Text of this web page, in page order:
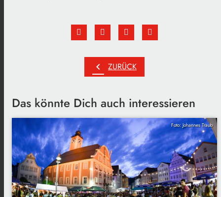
chevron_left ZURÜCK
Das könnte Dich auch interessieren
Foto: Johannes Traub